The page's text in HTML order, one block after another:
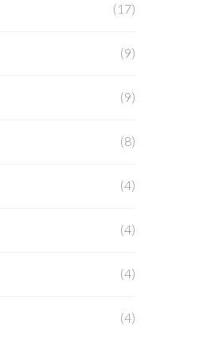
(17)
(9)
(9)
(8)
(4)
(4)
(4)
(4)